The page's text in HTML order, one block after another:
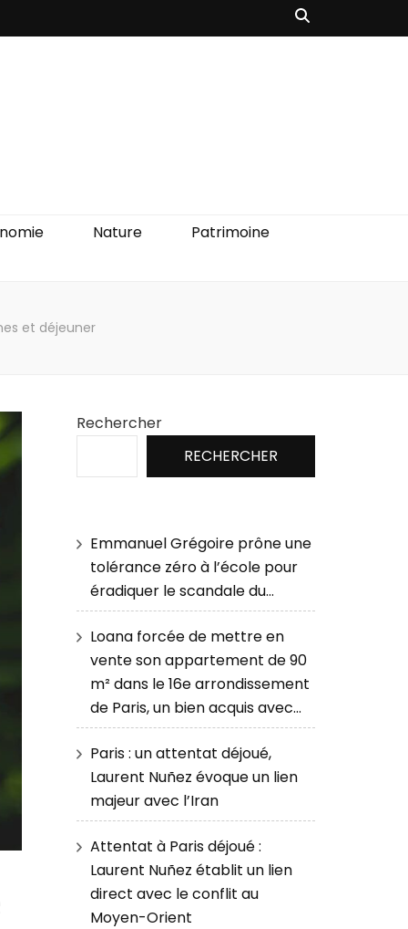
Nature
Patrimoine
et déjeuner
Rechercher
RECHERCHER
Emmanuel Grégoire prône une
tolérance zéro à l’école pour
éradiquer le scandale du…
Loana forcée de mettre en
vente son appartement de 90
m² dans le 16e arrondissement
de Paris, un bien acquis avec…
Paris : un attentat déjoué,
Laurent Nuñez évoque un lien
majeur avec l’Iran
Attentat à Paris déjoué :
Laurent Nuñez établit un lien
direct avec le conflit au
Moyen-Orient